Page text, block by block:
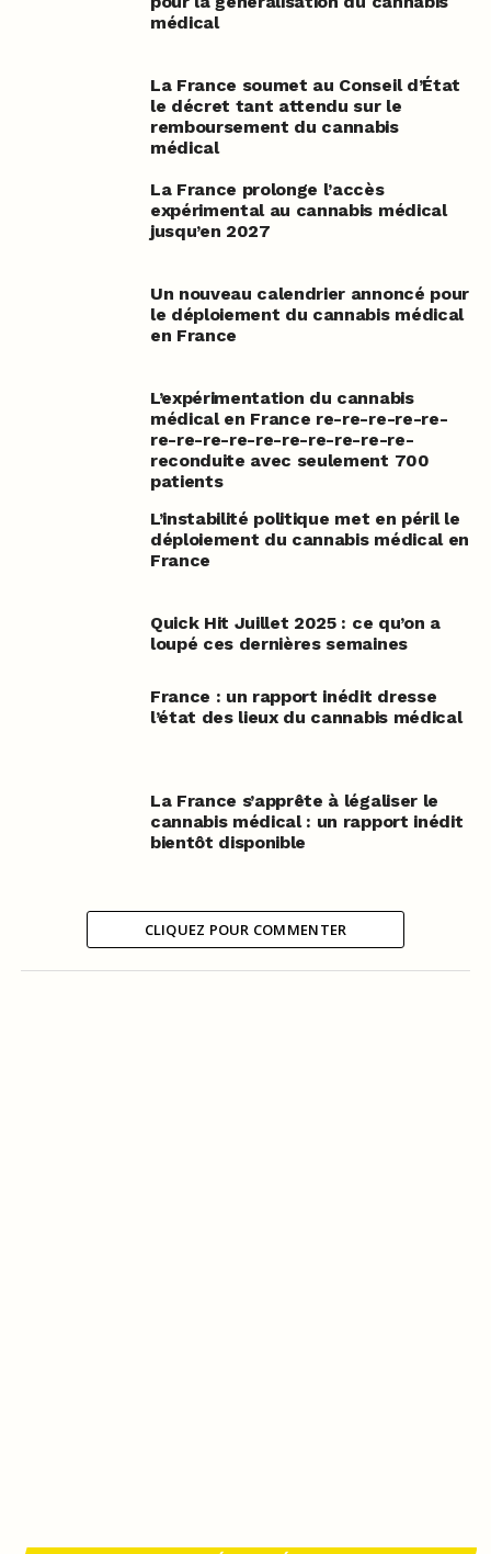
médical
La France soumet au Conseil d’État
le décret tant attendu sur le
remboursement du cannabis
médical
La France prolonge l’accès
expérimental au cannabis médical
jusqu’en 2027
Un nouveau calendrier annoncé pour
le déploiement du cannabis médical
en France
L’expérimentation du cannabis
médical en France re-re-re-re-re-
re-re-re-re-re-re-re-re-re-re-
reconduite avec seulement 700
patients
L’instabilité politique met en péril le
déploiement du cannabis médical en
France
Quick Hit Juillet 2025 : ce qu’on a
loupé ces dernières semaines
France : un rapport inédit dresse
l’état des lieux du cannabis médical
La France s’apprête à légaliser le
cannabis médical : un rapport inédit
bientôt disponible
CLIQUEZ POUR COMMENTER